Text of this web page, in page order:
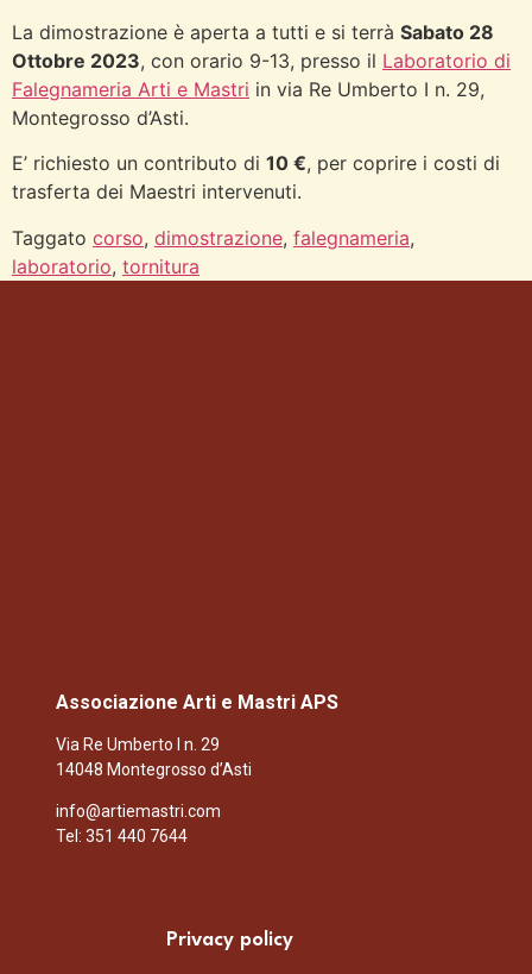
La dimostrazione è aperta a tutti e si terrà Sabato 28
Ottobre 2023, con orario 9-13, presso il Laboratorio di
Falegnameria Arti e Mastri in via Re Umberto I n. 29,
Montegrosso d’Asti.
E’ richiesto un contributo di 10 €, per coprire i costi di
trasferta dei Maestri intervenuti.
Taggato corso, dimostrazione, falegnameria,
laboratorio, tornitura
Associazione Arti e Mastri APS
Via Re Umberto I n. 29
14048 Montegrosso d’Asti
info@artiemastri.com
Tel: 351 440 7644
Privacy policy